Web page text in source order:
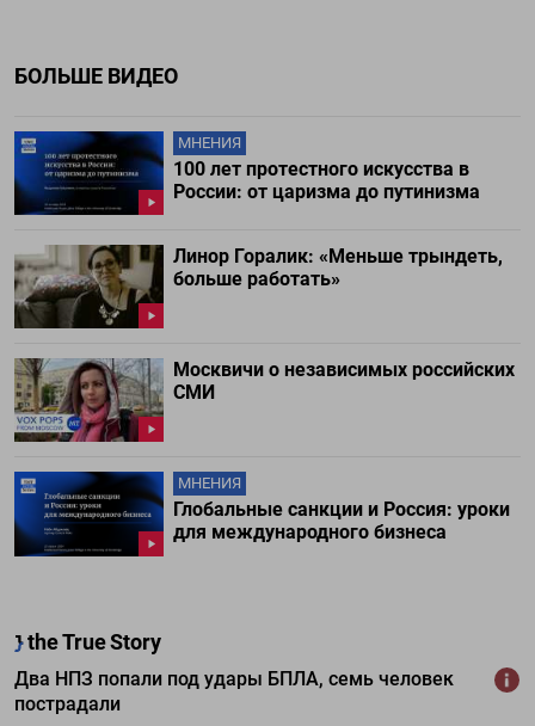
БОЛЬШЕ ВИДЕО
МНЕНИЯ
100 лет протестного искусства в
России: от царизма до путинизма
Линор Горалик: «Меньше трындеть,
больше работать»
Москвичи о независимых российских
СМИ
МНЕНИЯ
Глобальные санкции и Россия: уроки
для международного бизнеса